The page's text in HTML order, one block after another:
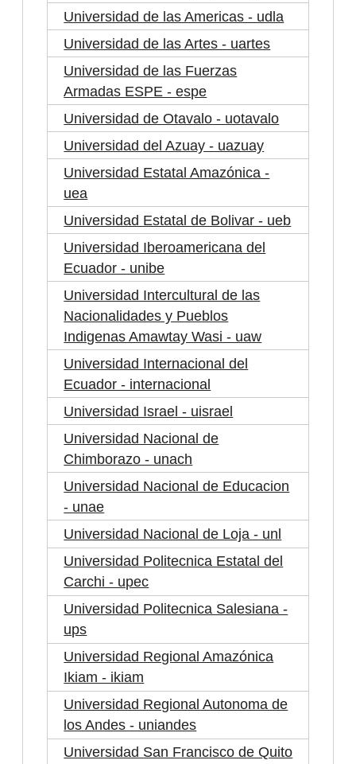
Universidad de las Americas - udla
Universidad de las Artes - uartes
Universidad de las Fuerzas
Armadas ESPE - espe
Universidad de Otavalo - uotavalo
Universidad del Azuay - uazuay
Universidad Estatal Amazónica -
uea
Universidad Estatal de Bolivar - ueb
Universidad Iberoamericana del
Ecuador - unibe
Universidad Intercultural de las
Nacionalidades y Pueblos
Indigenas Amawtay Wasi - uaw
Universidad Internacional del
Ecuador - internacional
Universidad Israel - uisrael
Universidad Nacional de
Chimborazo - unach
Universidad Nacional de Educacion
- unae
Universidad Nacional de Loja - unl
Universidad Politecnica Estatal del
Carchi - upec
Universidad Politecnica Salesiana -
ups
Universidad Regional Amazónica
Ikiam - ikiam
Universidad Regional Autonoma de
los Andes - uniandes
Universidad San Francisco de Quito